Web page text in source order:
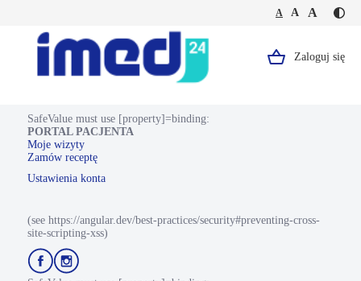
okulistyczna
Domyślna
A
Średnia
A
Duża
A
tekst
Logo,
Pacjenta.
Zaloguj się
SafeValue must use [property]=binding:
PORTAL PACJENTA
Moje wizyty
Zamów receptę
Ustawienia konta
(see https://angular.dev/best-practices/security#preventing-cross-
site-scripting-xss)
Przejdź
do
do